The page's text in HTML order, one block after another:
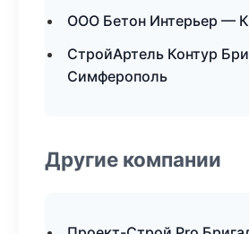
ООО Бетон Интерьер —
СтройАртель Контур
Симферополь
Другие компании